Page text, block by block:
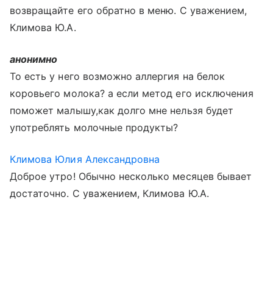
возвращайте его обратно в меню. С уважением,
Климова Ю.А.
анонимно
То есть у него возможно аллергия на белок
коровьего молока? а если метод его исключения
поможет малышу,как долго мне нельзя будет
употреблять молочные продукты?
Климова Юлия Александровна
Доброе утро! Обычно несколько месяцев бывает
достаточно. С уважением, Климова Ю.А.